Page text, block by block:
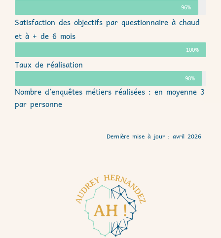
96%
Satisfaction des objectifs par questionnaire à chaud
et à + de 6 mois
100%
Taux de réalisation
98%
Nombre d’enquêtes métiers réalisées : en moyenne 3
par personne
Dernière mise à jour : avril 2026